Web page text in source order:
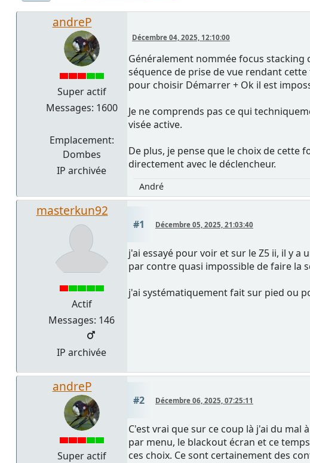
andreP
Super actif
Messages: 1600
Emplacement:
Dombes
IP archivée
Décembre 04, 2025, 12:10:00
Généralement nommée focus
séquence de prise de vue rendant
pour choisir Démarrer + Ok il est
Je ne comprends pas ce qui
visée active.
De plus, je pense que le choix de cette
directement avec le déclencheur.
André
masterkun92
Actif
Messages: 146
IP archivée
#1 Décembre 05, 2025, 21:03:40
j'ai essayé pour voir et sur le Z5 ii, il y a
par contre quasi impossible de faire la
j'ai systématiquement fait sur pied ou
andreP
Super actif
#2 Décembre 06, 2025, 07:25:11
C'est vrai que sur ce coup là j'ai du
par menu, le blackout écran et ce
ces choix. Ce sont certainement des